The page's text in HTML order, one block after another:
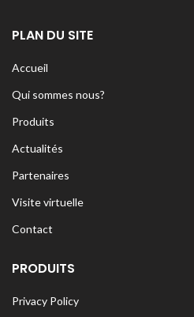
PLAN DU SITE
Accueil
Qui sommes nous?
Produits
Actualités
Partenaires
Visite virtuelle
Contact
PRODUITS
Privacy Policy